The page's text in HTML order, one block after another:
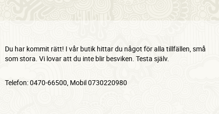
Du har kommit rätt! I vår butik hittar du något för alla tillfällen, små
som stora. Vi lovar att du inte blir besviken. Testa själv.
Telefon: 0470-66500, Mobil 0730220980